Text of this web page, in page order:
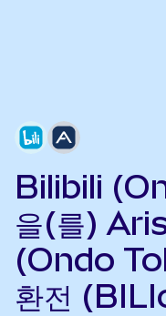
Bilibili
을(를)
(Ondo
환전